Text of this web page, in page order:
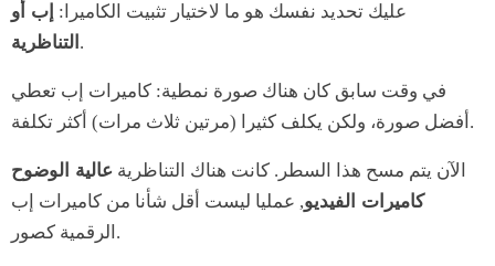
عليك تحديد نفسك هو ما لاختيار تثبيت الكاميرا: إب أو
التناظرية .
في وقت سابق كان هناك صورة نمطية: كاميرات إب تعطي
أفضل صورة، ولكن يكلف كثيرا (مرتين ثلاث مرات) أكثر تكلفة.
الآن يتم مسح هذا السطر. كانت هناك التناظرية عالية الوضوح
كاميرات الفيديو, عمليا ليست أقل شأنا من كاميرات إب
الرقمية كصور.